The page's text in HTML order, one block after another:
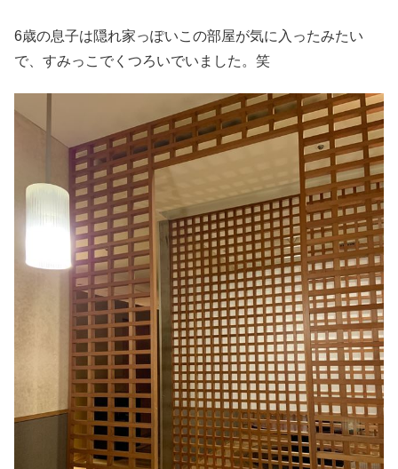
6歳の息子は隠れ家っぽいこの部屋が気に入ったみたい
で、すみっこでくつろいでいました。笑